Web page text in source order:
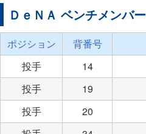
ＤｅＮＡ ベンチメンバー
ポジション 背番号
投手
14
投手
19
投手
20